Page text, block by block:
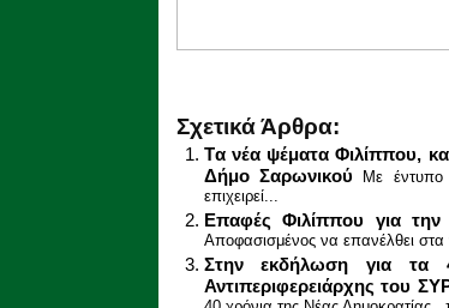
Σχετικά Άρθρα:
Tα νέα ψέματα Φιλίππου,
Δήμο Σαρωνικού
Με έντυπο
επιχειρεί...
Eπαφές Φιλίππου για
Aποφασισμένος να επανέλθει
Στην εκδήλωση για τα
Αντιπεριφερειάρχης του